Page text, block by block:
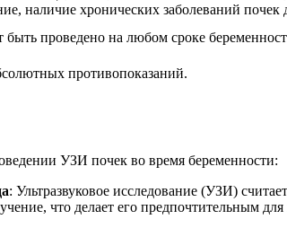
наличие хронических заболеваний почек
проведено на любом сроке
противопоказаний.
УЗИ почек во время беременности:
: Ультразвуковое исследование (УЗИ)
что делает его предпочтительным